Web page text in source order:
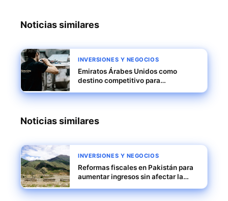
Noticias similares
INVERSIONES Y NEGOCIOS
Emiratos Árabes Unidos como
destino competitivo para
empresas escalables
Noticias similares
INVERSIONES Y NEGOCIOS
Reformas fiscales en Pakistán para
aumentar ingresos sin afectar la